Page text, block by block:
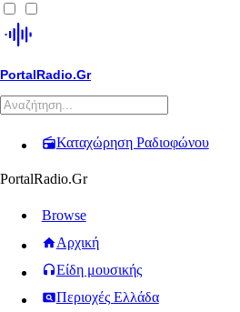
PortalRadio.Gr
Καταχώρηση Ραδιοφώνου
PortalRadio.Gr
Browse
Αρχική
Είδη μουσικής
Περιοχές Ελλάδα